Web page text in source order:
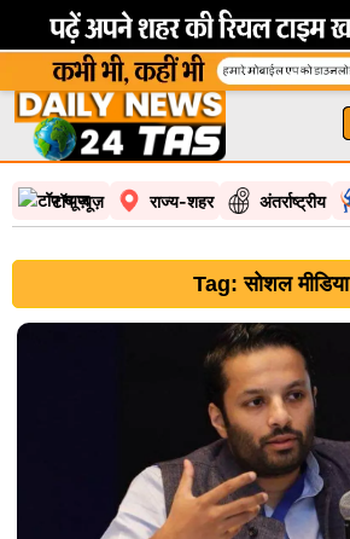
टॉप न्यूज़ राज्य-शहर अंतर्राष्ट्रीय
Tag: सोशल मीडिया